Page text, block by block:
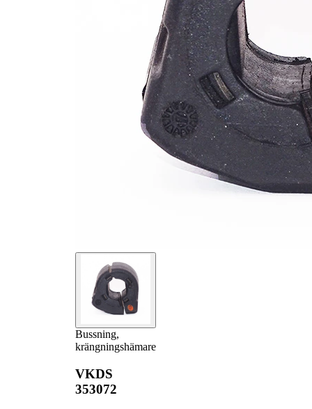
Bussning,
krängningshämare
VKDS
353072